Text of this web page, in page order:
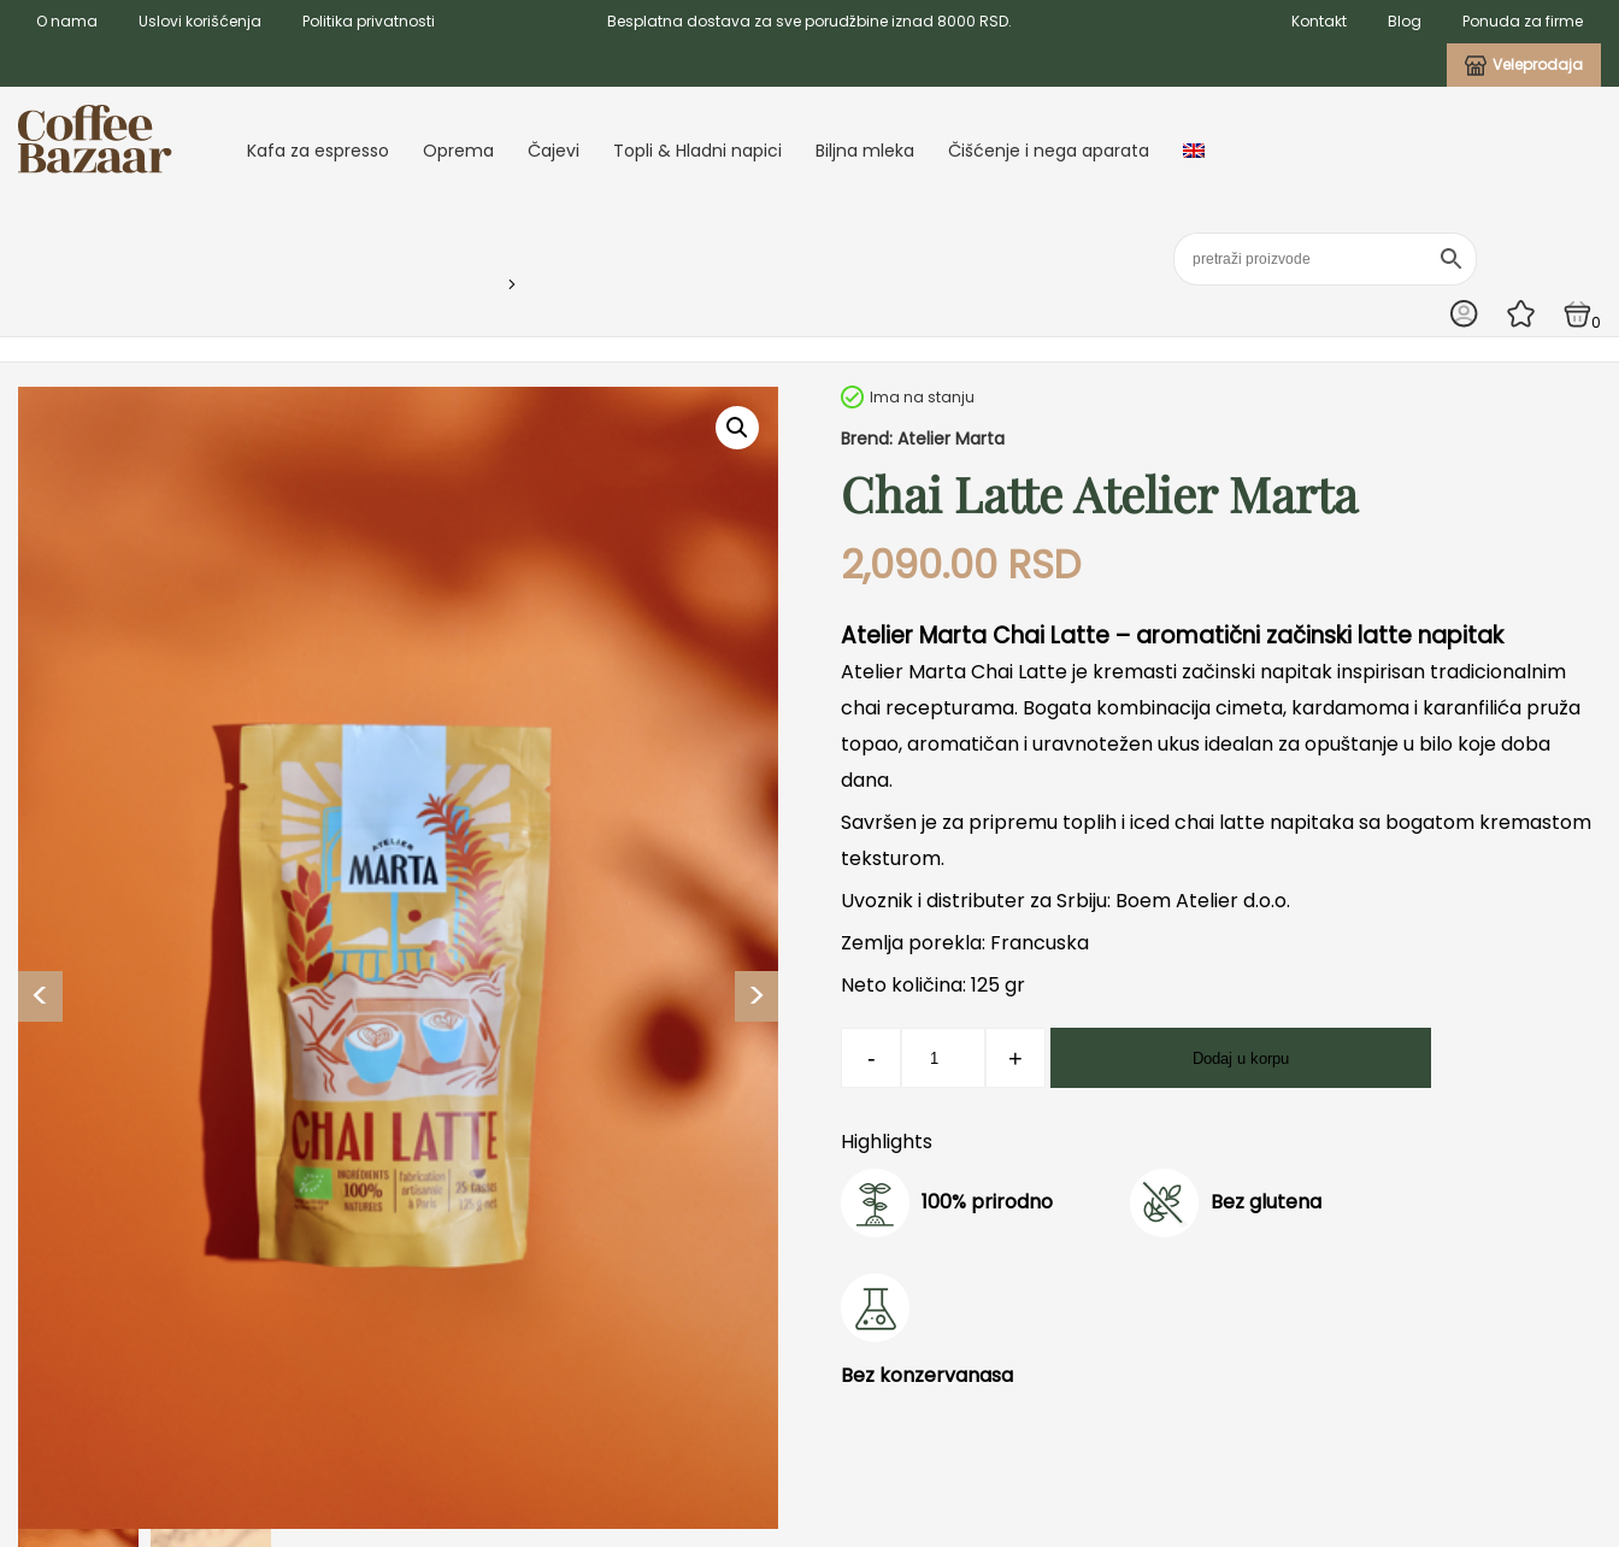
O nama Uslovi korišćenja Politika privatnosti Besplatna dostava za sve porudžbine iznad 8000 RSD. Kontakt Blog Ponuda za firme
Veleprodaja
Kafa za espresso Oprema Čajevi Topli & Hladni napici Biljna mleka Čišćenje i nega aparata
0
Ima na stanju
Brend: Atelier Marta
Chai Latte Atelier Marta
2,090.00 RSD
Atelier Marta Chai Latte – aromatični začinski latte napitak
Atelier Marta Chai Latte je kremasti začinski napitak inspirisan tradicionalnim
chai recepturama. Bogata kombinacija cimeta, kardamoma i karanfilića pruža
topao, aromatičan i uravnotežen ukus idealan za opuštanje u bilo koje doba
dana.
Savršen je za pripremu toplih i iced chai latte napitaka sa bogatom kremastom
teksturom.
Uvoznik i distributer za Srbiju: Boem Atelier d.o.o.
Zemlja porekla: Francuska
Neto količina: 125 gr
-
Marta
količina
+ Dodaj u korpu
Highlights
100% prirodno Bez glutena
Bez konzervanasa